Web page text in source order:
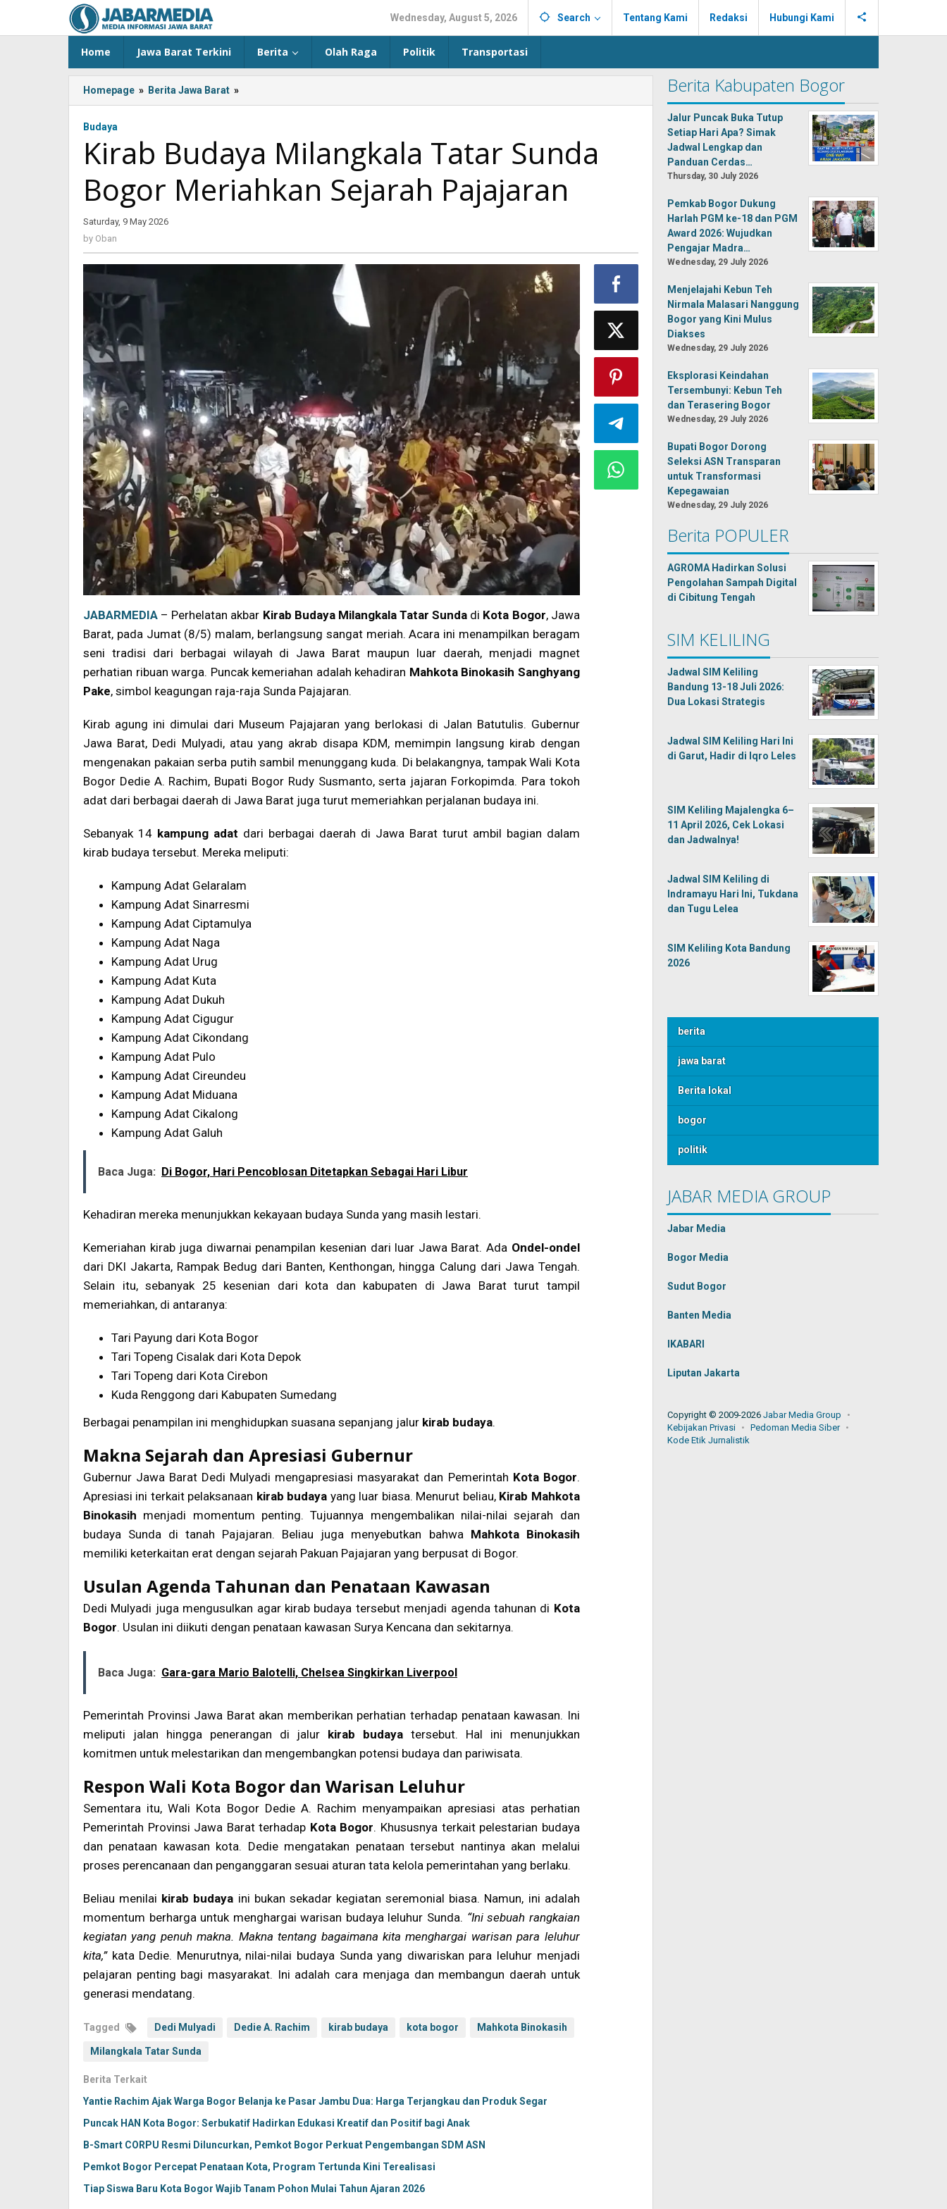
content
Wednesday, August 5, 2026 Search Tentang Kami Redaksi Hubungi Kami
Home Jawa Barat Terkini Berita Olah Raga Politik Transportasi
Homepage » Berita Jawa Barat »
Budaya
Sunda
Bogor
Meriahkan
Sejarah
Budaya
Kirab Budaya Milangkala Tatar Sunda
Bogor Meriahkan Sejarah Pajajaran
Saturday, 9 May 2026
by Oban
JABARMEDIA – Perhelatan akbar Kirab Budaya Milangkala Tatar Sunda di Kota Bogor, Jawa
Barat, pada Jumat (8/5) malam, berlangsung sangat meriah. Acara ini menampilkan beragam
seni tradisi dari berbagai wilayah di Jawa Barat maupun luar daerah, menjadi magnet
perhatian ribuan warga. Puncak kemeriahan adalah kehadiran Mahkota Binokasih Sanghyang
Pake, simbol keagungan raja-raja Sunda Pajajaran.
Kirab agung ini dimulai dari Museum Pajajaran yang berlokasi di Jalan Batutulis. Gubernur
Jawa Barat, Dedi Mulyadi, atau yang akrab disapa KDM, memimpin langsung kirab dengan
mengenakan pakaian serba putih sambil menunggang kuda. Di belakangnya, tampak Wali Kota
Bogor Dedie A. Rachim, Bupati Bogor Rudy Susmanto, serta jajaran Forkopimda. Para tokoh
adat dari berbagai daerah di Jawa Barat juga turut memeriahkan perjalanan budaya ini.
Sebanyak 14 kampung adat dari berbagai daerah di Jawa Barat turut ambil bagian dalam
kirab budaya tersebut. Mereka meliputi:
Kampung Adat Gelaralam
Kampung Adat Sinarresmi
Kampung Adat Ciptamulya
Kampung Adat Naga
Kampung Adat Urug
Kampung Adat Kuta
Kampung Adat Dukuh
Kampung Adat Cigugur
Kampung Adat Cikondang
Kampung Adat Pulo
Kampung Adat Cireundeu
Kampung Adat Miduana
Kampung Adat Cikalong
Kampung Adat Galuh
Baca Juga: Di Bogor, Hari Pencoblosan Ditetapkan Sebagai Hari Libur
Kehadiran mereka menunjukkan kekayaan budaya Sunda yang masih lestari.
Kemeriahan kirab juga diwarnai penampilan kesenian dari luar Jawa Barat. Ada Ondel-ondel
dari DKI Jakarta, Rampak Bedug dari Banten, Kenthongan, hingga Calung dari Jawa Tengah.
Selain itu, sebanyak 25 kesenian dari kota dan kabupaten di Jawa Barat turut tampil
memeriahkan, di antaranya:
Tari Payung dari Kota Bogor
Tari Topeng Cisalak dari Kota Depok
Tari Topeng dari Kota Cirebon
Kuda Renggong dari Kabupaten Sumedang
Berbagai penampilan ini menghidupkan suasana sepanjang jalur kirab budaya.
Makna Sejarah dan Apresiasi Gubernur
Gubernur Jawa Barat Dedi Mulyadi mengapresiasi masyarakat dan Pemerintah Kota Bogor.
Apresiasi ini terkait pelaksanaan kirab budaya yang luar biasa. Menurut beliau, Kirab Mahkota
Binokasih menjadi momentum penting. Tujuannya mengembalikan nilai-nilai sejarah dan
budaya Sunda di tanah Pajajaran. Beliau juga menyebutkan bahwa Mahkota Binokasih
memiliki keterkaitan erat dengan sejarah Pakuan Pajajaran yang berpusat di Bogor.
Usulan Agenda Tahunan dan Penataan Kawasan
Dedi Mulyadi juga mengusulkan agar kirab budaya tersebut menjadi agenda tahunan di Kota
Bogor. Usulan ini diikuti dengan penataan kawasan Surya Kencana dan sekitarnya.
Baca Juga: Gara-gara Mario Balotelli, Chelsea Singkirkan Liverpool
Pemerintah Provinsi Jawa Barat akan memberikan perhatian terhadap penataan kawasan. Ini
meliputi jalan hingga penerangan di jalur kirab budaya tersebut. Hal ini menunjukkan
komitmen untuk melestarikan dan mengembangkan potensi budaya dan pariwisata.
Respon Wali Kota Bogor dan Warisan Leluhur
Sementara itu, Wali Kota Bogor Dedie A. Rachim menyampaikan apresiasi atas perhatian
Pemerintah Provinsi Jawa Barat terhadap Kota Bogor. Khususnya terkait pelestarian budaya
dan penataan kawasan kota. Dedie mengatakan penataan tersebut nantinya akan melalui
proses perencanaan dan penganggaran sesuai aturan tata kelola pemerintahan yang berlaku.
Beliau menilai kirab budaya ini bukan sekadar kegiatan seremonial biasa. Namun, ini adalah
momentum berharga untuk menghargai warisan budaya leluhur Sunda. “Ini sebuah rangkaian
kegiatan yang penuh makna. Makna tentang bagaimana kita menghargai warisan para leluhur
kita,”kata Dedie. Menurutnya, nilai-nilai budaya Sunda yang diwariskan para leluhur menjadi
pelajaran penting bagi masyarakat. Ini adalah cara menjaga dan membangun daerah untuk
generasi mendatang.
Tagged Dedi Mulyadi Dedie A. Rachim kirab budaya kota bogor Mahkota Binokasih
Milangkala Tatar Sunda
Berita Terkait
Yantie Rachim Ajak Warga Bogor Belanja ke Pasar Jambu Dua: Harga Terjangkau dan Produk Segar
Puncak HAN Kota Bogor: Serbukatif Hadirkan Edukasi Kreatif dan Positif bagi Anak
B-Smart CORPU Resmi Diluncurkan, Pemkot Bogor Perkuat Pengembangan SDM ASN
Pemkot Bogor Percepat Penataan Kota, Program Tertunda Kini Terealisasi
Tiap Siswa Baru Kota Bogor Wajib Tanam Pohon Mulai Tahun Ajaran 2026
Berita Kabupaten Bogor
Jalur Puncak Buka Tutup
Setiap Hari Apa? Simak
Jadwal Lengkap dan
Panduan Cerdas…
Thursday, 30 July 2026
Pemkab Bogor Dukung
Harlah PGM ke-18 dan PGM
Award 2026: Wujudkan
Pengajar Madra…
Wednesday, 29 July 2026
Menjelajahi Kebun Teh
Nirmala Malasari Nanggung
Bogor yang Kini Mulus
Diakses
Wednesday, 29 July 2026
Eksplorasi Keindahan
Tersembunyi: Kebun Teh
dan Terasering Bogor
Wednesday, 29 July 2026
Bupati Bogor Dorong
Seleksi ASN Transparan
untuk Transformasi
Kepegawaian
Wednesday, 29 July 2026
Berita POPULER
AGROMA Hadirkan Solusi
Pengolahan Sampah Digital
di Cibitung Tengah
SIM KELILING
Jadwal SIM Keliling
Bandung 13-18 Juli 2026:
Dua Lokasi Strategis
Jadwal SIM Keliling Hari Ini
di Garut, Hadir di Iqro Leles
SIM Keliling Majalengka 6–
11 April 2026, Cek Lokasi
dan Jadwalnya!
Jadwal SIM Keliling di
Indramayu Hari Ini, Tukdana
dan Tugu Lelea
SIM Keliling Kota Bandung
2026
berita
jawa barat
Berita lokal
bogor
politik
JABAR MEDIA GROUP
Jabar Media
Bogor Media
Sudut Bogor
Banten Media
IKABARI
Liputan Jakarta
Copyright © 2009-2026Jabar Media Group
Kebijakan Privasi
Pedoman Media Siber
Kode Etik Jurnalistik